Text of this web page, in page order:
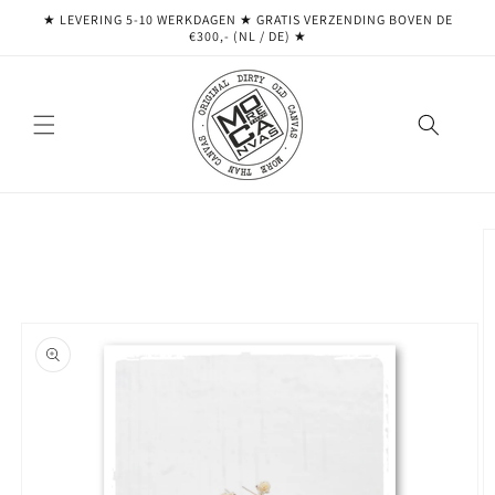
naar de
★ LEVERING 5-10 WERKDAGEN ★ GRATIS VERZENDING BOVEN DE
€300,- (NL / DE) ★